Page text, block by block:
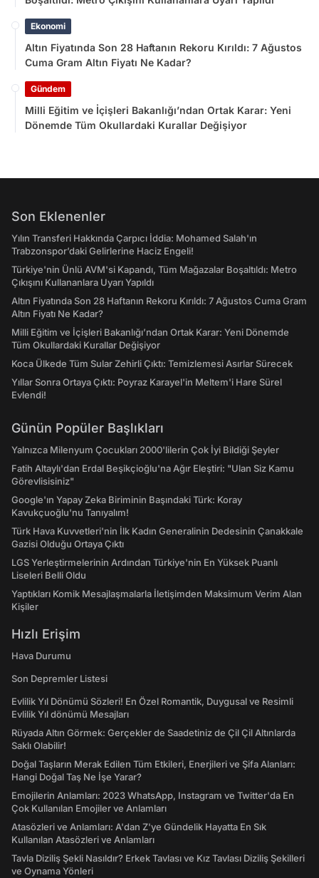
Ekonomi
Altın Fiyatında Son 28 Haftanın Rekoru Kırıldı: 7 Ağustos
Cuma Gram Altın Fiyatı Ne Kadar?
Gündem
Milli Eğitim ve İçişleri Bakanlığı’ndan Ortak Karar: Yeni
Dönemde Tüm Okullardaki Kurallar Değişiyor
Son Eklenenler
Yılın Transferi Hakkında Çarpıcı İddia: Mohamed Salah'ın
Trabzonspor’daki Gelirlerine Haciz Engeli!
Türkiye'nin Ünlü AVM'si Kapandı, Tüm Mağazalar Boşaltıldı: Metro
Çıkışını Kullananlara Uyarı Yapıldı
Altın Fiyatında Son 28 Haftanın Rekoru Kırıldı: 7 Ağustos Cuma Gram
Altın Fiyatı Ne Kadar?
Milli Eğitim ve İçişleri Bakanlığı’ndan Ortak Karar: Yeni Dönemde
Tüm Okullardaki Kurallar Değişiyor
Koca Ülkede Tüm Sular Zehirli Çıktı: Temizlemesi Asırlar Sürecek
Yıllar Sonra Ortaya Çıktı: Poyraz Karayel'in Meltem'i Hare Sürel
Evlendi!
Günün Popüler Başlıkları
Yalnızca Milenyum Çocukları 2000'lilerin Çok İyi Bildiği Şeyler
Fatih Altaylı'dan Erdal Beşikçioğlu'na Ağır Eleştiri: "Ulan Siz Kamu
Görevlisisiniz"
Google'ın Yapay Zeka Biriminin Başındaki Türk: Koray
Kavukçuoğlu'nu Tanıyalım!
Türk Hava Kuvvetleri'nin İlk Kadın Generalinin Dedesinin Çanakkale
Gazisi Olduğu Ortaya Çıktı
LGS Yerleştirmelerinin Ardından Türkiye'nin En Yüksek Puanlı
Liseleri Belli Oldu
Yaptıkları Komik Mesajlaşmalarla İletişimden Maksimum Verim Alan
Kişiler
Hızlı Erişim
Hava Durumu
Son Depremler Listesi
Evlilik Yıl Dönümü Sözleri! En Özel Romantik, Duygusal ve Resimli
Evlilik Yıl dönümü Mesajları
Rüyada Altın Görmek: Gerçekler de Saadetiniz de Çil Çil Altınlarda
Saklı Olabilir!
Doğal Taşların Merak Edilen Tüm Etkileri, Enerjileri ve Şifa Alanları:
Hangi Doğal Taş Ne İşe Yarar?
Emojilerin Anlamları: 2023 WhatsApp, Instagram ve Twitter'da En
Çok Kullanılan Emojiler ve Anlamları
Atasözleri ve Anlamları: A'dan Z'ye Gündelik Hayatta En Sık
Kullanılan Atasözleri ve Anlamları
Tavla Diziliş Şekli Nasıldır? Erkek Tavlası ve Kız Tavlası Diziliş Şekilleri
ve Oynama Yönleri